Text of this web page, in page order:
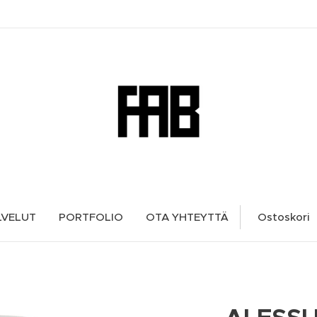
PORTFOLIO OTA YHTEYTTÄ Ostoskori